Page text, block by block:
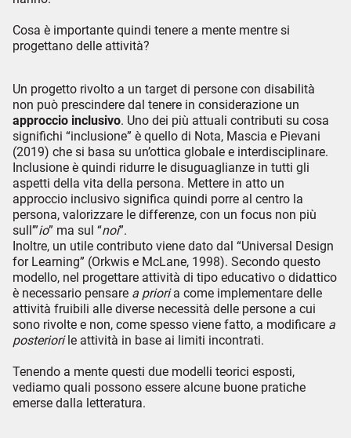
Cosa è importante quindi tenere a mente mentre si
progettano delle attività?
Un progetto rivolto a un target di persone con disabilità
non può prescindere dal tenere in considerazione un
approccio inclusivo. Uno dei più attuali contributi su cosa
significhi “inclusione” è quello di Nota, Mascia e Pievani
(2019) che si basa su un’ottica globale e interdisciplinare.
Inclusione è quindi ridurre le disuguaglianze in tutti gli
aspetti della vita della persona. Mettere in atto un
approccio inclusivo significa quindi porre al centro la
persona, valorizzare le differenze, con un focus non più
sull’”io” ma sul “noi”.
Inoltre, un utile contributo viene dato dal “Universal Design
for Learning” (Orkwis e McLane, 1998). Secondo questo
modello, nel progettare attività di tipo educativo o didattico
è necessario pensare a prioria come implementare delle
attività fruibili alle diverse necessità delle persone a cui
sono rivolte e non, come spesso viene fatto, a modificare a
posteriorile attività in base ai limiti incontrati.
Tenendo a mente questi due modelli teorici esposti,
vediamo quali possono essere alcune buone pratiche
emerse dalla letteratura.